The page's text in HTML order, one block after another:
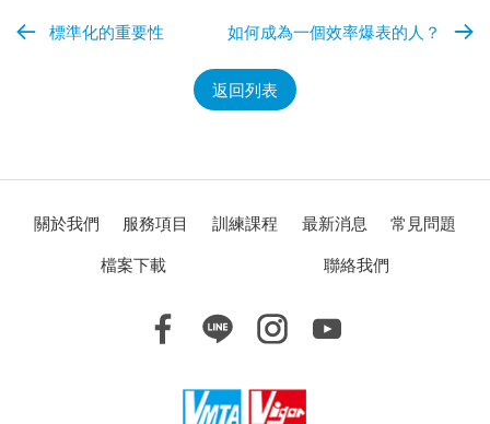
標準化的重要性 如何成為一個效率爆表的人？
返回列表
關於我們 服務項目 訓練課程 最新消息
常見問題
檔案下載
聯絡我們